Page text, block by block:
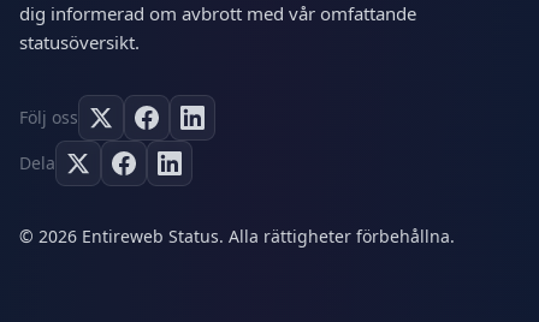
dig informerad om avbrott med vår omfattande
statusöversikt.
Följ oss
Dela
© 2026 Entireweb Status. Alla rättigheter förbehållna.